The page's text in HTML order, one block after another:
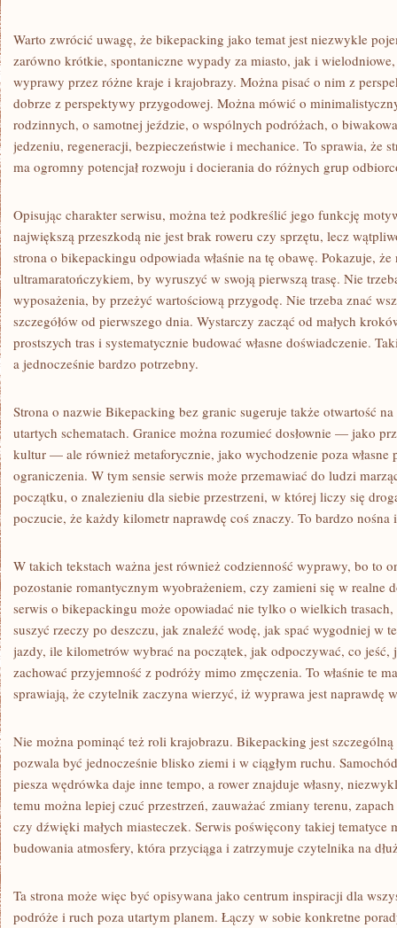
Warto zwrócić uwagę, że bikepacking jako temat jest niezwykle
zarówno krótkie, spontaniczne wypady za miasto, jak i
wyprawy przez różne kraje i krajobrazy. Można pisać o nim z
dobrze z perspektywy przygodowej. Można mówić o
rodzinnych, o samotnej jeździe, o wspólnych podróżach, o
jedzeniu, regeneracji, bezpieczeństwie i mechanice. To sprawia, że
ma ogromny potencjał rozwoju i docierania do różnych grup
Opisując charakter serwisu, można też podkreślić jego funkcję
największą przeszkodą nie jest brak roweru czy sprzętu, lecz
strona o bikepackingu odpowiada właśnie na tę obawę. Pokazuje,
ultramaratończykiem, by wyruszyć w swoją pierwszą trasę. Nie
wyposażenia, by przeżyć wartościową przygodę. Nie trzeba znać
szczegółów od pierwszego dnia. Wystarczy zacząć od małych
prostszych tras i systematycznie budować własne doświadczenie.
a jednocześnie bardzo potrzebny.
Strona o nazwie Bikepacking bez granic sugeruje także otwartość
utartych schematach. Granice można rozumieć dosłownie — jako
kultur — ale również metaforycznie, jako wychodzenie poza własne
ograniczenia. W tym sensie serwis może przemawiać do ludzi
początku, o znalezieniu dla siebie przestrzeni, w której liczy się
poczucie, że każdy kilometr naprawdę coś znaczy. To bardzo nośna
W takich tekstach ważna jest również codzienność wyprawy, bo to
pozostanie romantycznym wyobrażeniem, czy zamieni się w realne
serwis o bikepackingu może opowiadać nie tylko o wielkich
suszyć rzeczy po deszczu, jak znaleźć wodę, jak spać wygodniej w
jazdy, ile kilometrów wybrać na początek, jak odpoczywać, co jeść,
zachować przyjemność z podróży mimo zmęczenia. To właśnie te
sprawiają, że czytelnik zaczyna wierzyć, iż wyprawa jest naprawdę
Nie można pominąć też roli krajobrazu. Bikepacking jest
pozwala być jednocześnie blisko ziemi i w ciągłym ruchu.
piesza wędrówka daje inne tempo, a rower znajduje własny,
temu można lepiej czuć przestrzeń, zauważać zmiany terenu,
czy dźwięki małych miasteczek. Serwis poświęcony takiej tematyce
budowania atmosfery, która przyciąga i zatrzymuje czytelnika na
Ta strona może więc być opisywana jako centrum inspiracji dla
podróże i ruch poza utartym planem. Łączy w sobie konkretne